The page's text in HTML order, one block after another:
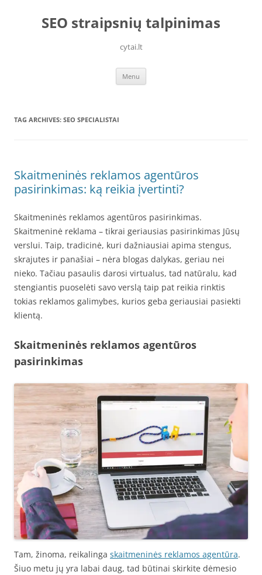
contentSEO straipsnių talpinimas
cytai.lt
Menu
TAG ARCHIVES: SEO SPECIALISTAI
Skaitmeninės reklamos agentūros
pasirinkimas: ką reikia įvertinti?
Skaitmeninės reklamos agentūros pasirinkimas.
Skaitmeninė reklama – tikrai geriausias pasirinkimas Jūsų
verslui. Taip, tradicinė, kuri dažniausiai apima stengus,
skrajutes ir panašiai – nėra blogas dalykas, geriau nei
nieko. Tačiau pasaulis darosi virtualus, tad natūralu, kad
stengiantis puoselėti savo verslą taip pat reikia rinktis
tokias reklamos galimybes, kurios geba geriausiai pasiekti
klientą.
Skaitmeninės reklamos agentūros
pasirinkimas
Tam, žinoma, reikalinga skaitmeninės reklamos agentūra.
Šiuo metu jų yra labai daug, tad būtinai skirkite dėmesio